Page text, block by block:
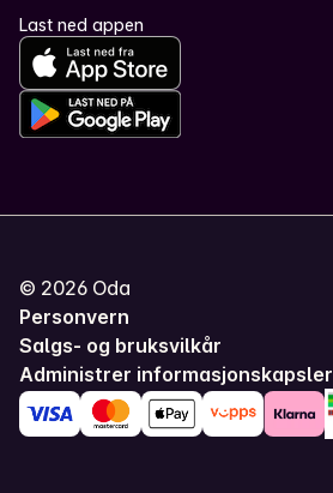
Last ned appen
© 2026 Oda
Personvern
Salgs- og bruksvilkår
Administrer informasjonskapsler